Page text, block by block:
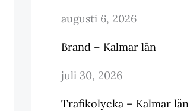
augusti 6, 2026
Brand – Kalmar län
juli 30, 2026
Trafikolycka – Kalmar län